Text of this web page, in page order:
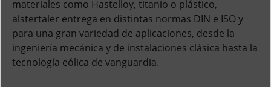
materiales como Hastelloy, titanio o plástico,
alstertaler entrega en distintas normas DIN e ISO y
para una gran variedad de aplicaciones, desde la
ingeniería mecánica y de instalaciones clásica hasta la
tecnología eólica de vanguardia.